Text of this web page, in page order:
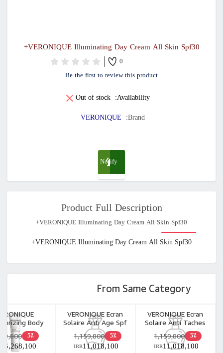
VERONIQUE Illuminating Day Cream All Skin Spf30+
0
Be the first to review this product
Availability:
Out of stock
Brand:
VERONIQUE
Notify
when
Product Full Description
VERONIQUE Illuminating Day Cream All Skin Spf30+
VERONIQUE Illuminating Day Cream All Skin Spf30+
From Same Category
Body
48H
5٪
6,268,100
VERONIQUE Ecran
Solaire Anti Age Spf
+50 Oil Free 40ml
5٪ 1,159,800
11,018,100
IRR
VERONIQUE Ecran
Solaire Anti Taches
Spf +50 Oil Free 40ml
5٪ 1,159,800
11,018,100
IRR